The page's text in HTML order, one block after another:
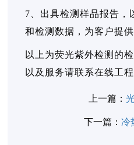
7、出具检测样品报告，
和检测数据，为客户提
以上为荧光紫外检测的
以及服务请联系在线工程
上一篇：
下一篇： 冷